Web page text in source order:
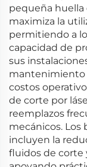
pequeña huella
maximiza la
permitiendo a
capacidad de
sus
mantenimiento
costos
de corte por
reemplazos
mecánicos.
incluyen la
fluidos de corte